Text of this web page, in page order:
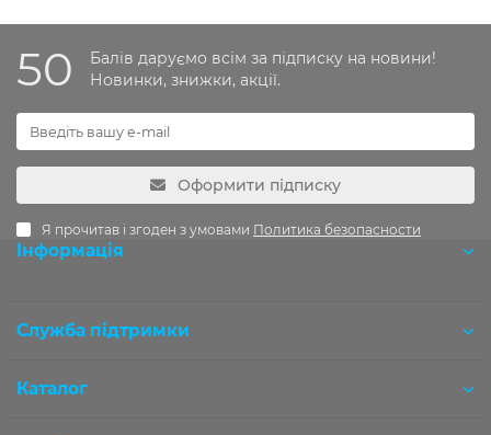
50
Балів даруємо всім за підписку на новини!
Новинки, знижки, акції.
Оформити підписку
Я прочитав і згоден з умовами Политика безопасности
Інформація
Служба підтримки
Каталог